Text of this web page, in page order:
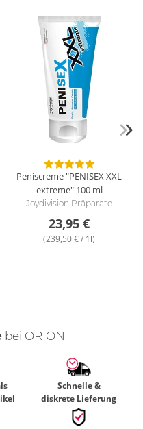
Peniscreme "PENISEX XXL
extreme" 100 ml
Joydivision Präparate
23,95 €
(239,50 € / 1l)
bei ORION
Schnelle &
diskrete Lieferung